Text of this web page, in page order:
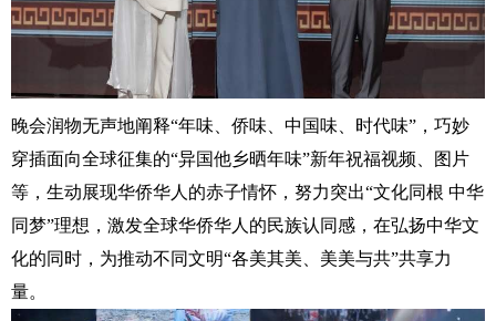
晚会润物无声地阐释“年味、侨味、中国味、时代味”，巧妙
穿插面向全球征集的“异国他乡晒年味”新年祝福视频、图片
等，生动展现华侨华人的赤子情怀，努力突出“文化同根 中华
同梦”理想，激发全球华侨华人的民族认同感，在弘扬中华文
化的同时，为推动不同文明“各美其美、美美与共”共享力
量。